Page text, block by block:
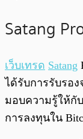
Satang
เว็บเทรด Satang
ได้รับการรับรอ
มอบความรู้ให้กั
การลงทุนใน